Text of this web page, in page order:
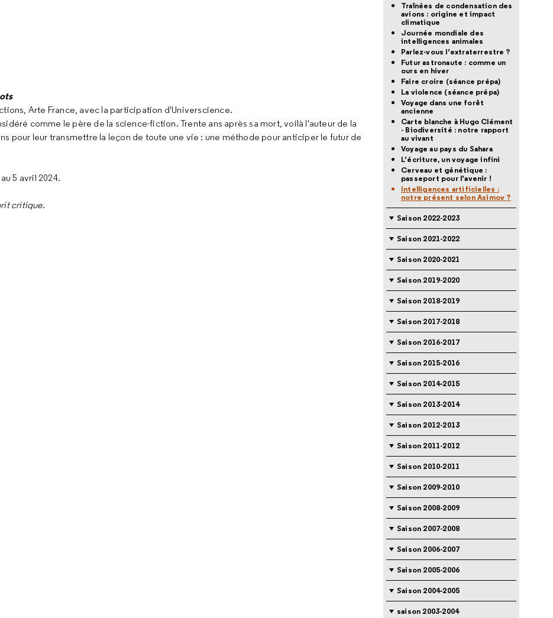
Arte France, avec la participation d'Universcience.
comme le père de la science-fiction. Trente ans après sa mort, voilà l'auteur de la
pour leur transmettre la leçon de toute une vie : une méthode pour anticiper le futur de
5 avril 2024.
critique.
Traînées de condensation des
avions : origine et impact
climatique
Journée mondiale des
intelligences animales
Parlez-vous l’extraterrestre ?
Futur astronaute : comme un
ours en hiver
Faire croire (séance prépa)
La violence (séance prépa)
Voyage dans une forêt
ancienne
Carte blanche à Hugo Clément
- Biodiversité : notre rapport
au vivant
Voyage au pays du Sahara
L’écriture, un voyage infini
Cerveau et génétique :
passeport pour l’avenir !
Intelligences artificielles :
notre présent selon Asimov ?
Saison 2022-2023
Saison 2021-2022
Saison 2020-2021
Saison 2019-2020
Saison 2018-2019
Saison 2017-2018
Saison 2016-2017
Saison 2015-2016
Saison 2014-2015
Saison 2013-2014
Saison 2012-2013
Saison 2011-2012
Saison 2010-2011
Saison 2009-2010
Saison 2008-2009
Saison 2007-2008
Saison 2006-2007
Saison 2005-2006
Saison 2004-2005
saison 2003-2004